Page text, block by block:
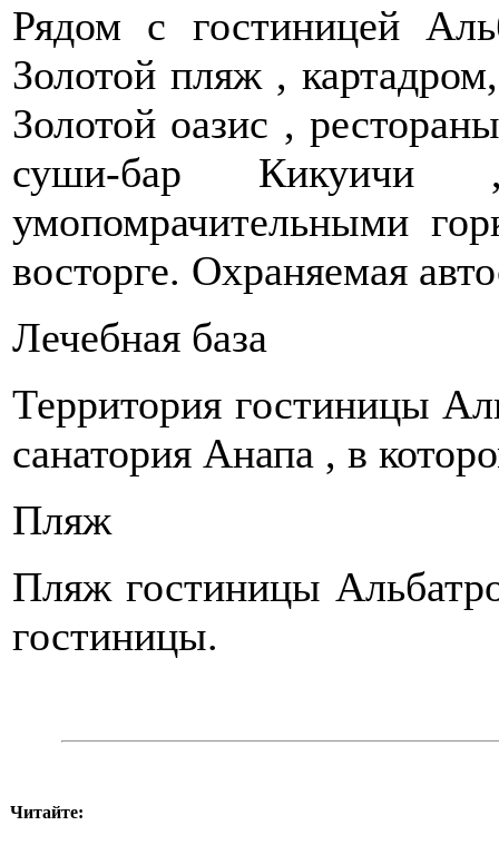
Рядом с гостиницей
Золотой пляж ,
Золотой оазис ,
суши-бар Кикуичи
умопомрачительными
восторге. Охраняемая
Лечебная база
Территория гостиницы
санатория Анапа , в
Пляж
Пляж гостиницы
гостиницы.
Читайте: